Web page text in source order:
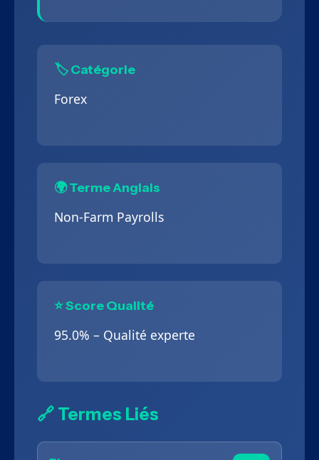
🏷️ Catégorie
Forex
🌍 Terme Anglais
Non-Farm Payrolls
⭐ Score Qualité
95.0% – Qualité experte
🔗 Termes Liés